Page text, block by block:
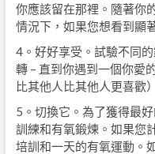
你應該留在那裡。隨著你
情況下，如果您想看到顯
4。好好享受。試驗不同
轉 – 直到你遇到一個你愛
比其他人比其他人更喜歡
5。切換它。為了獲得最
訓練和有氧鍛煉。如果您
培訓和一天的有氧運動。